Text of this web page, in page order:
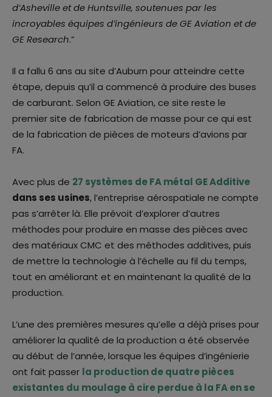
d’Asheville et de Huntsville, soutenues par les
incroyables équipes d’ingénieurs de GE Aviation et de
GE Research.”
Il a fallu 6 ans au site d’Auburn pour atteindre cette
étape, depuis qu’il a commencé à produire des buses
de carburant. Selon GE Aviation, ce site reste le
premier site de fabrication de masse pour ce qui est
de la fabrication de pièces de moteurs d’avions par
FA.
Avec plus de 27 systèmes de FA métal GE Additive
dans ses usines, l’entreprise aérospatiale ne compte
pas s’arrêter là. Elle prévoit d’explorer d’autres
méthodes pour produire en masse des pièces avec
des matériaux CMC et des méthodes additives, puis
de mettre la technologie à l’échelle au fil du temps,
tout en améliorant et en maintenant la qualité de la
production.
L’une des premières mesures qu’elle a déjà prises pour
améliorer la qualité de la production a été observée
au début de l’année, lorsque les équipes d’ingénierie
ont fait passer la production de quatre pièces
existantes du moulage à cire perdue à la FA en se